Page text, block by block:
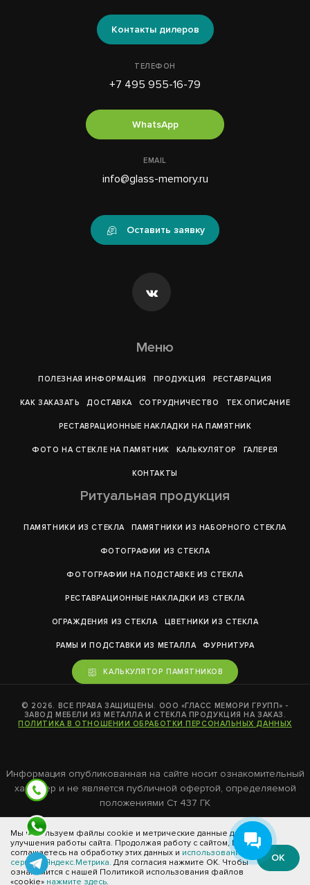
Контакты дилеров
ТЕЛЕФОН
+7 495 955-16-79
WhatsApp
EMAIL
info@glass-memory.ru
Оставить заявку
Меню
ПОЛЕЗНАЯ ИНФОРМАЦИЯ ПРОДУКЦИЯ РЕСТАВРАЦИЯ
КАК ЗАКАЗАТЬ ДОСТАВКА СОТРУДНИЧЕСТВО ТЕХ.ОПИСАНИЕ
РЕСТАВРАЦИОННЫЕ НАКЛАДКИ НА ПАМЯТНИК
ФОТО НА СТЕКЛЕ НА ПАМЯТНИК КАЛЬКУЛЯТОР ГАЛЕРEЯ
КОНТАКТЫ
Ритуальная продукция
ПАМЯТНИКИ ИЗ СТЕКЛА ПАМЯТНИКИ ИЗ НАБОРНОГО СТЕКЛА
ФОТОГРАФИИ ИЗ СТЕКЛА
ФОТОГРАФИИ НА ПОДСТАВКЕ ИЗ СТЕКЛА
РЕСТАВРАЦИОННЫЕ НАКЛАДКИ ИЗ СТЕКЛА
ОГРАЖДЕНИЯ ИЗ СТЕКЛА ЦВЕТНИКИ ИЗ СТЕКЛА
РАМЫ И ПОДСТАВКИ ИЗ МЕТАЛЛА ФУРНИТУРА
КАЛЬКУЛЯТОР ПАМЯТНИКОВ
© 2026. ВСЕ ПРАВА ЗАЩИЩЕНЫ. ООО «ГЛАСС МЕМОРИ ГРУПП» -
ЗАВОД МЕБЕЛИ ИЗ МЕТАЛЛА И СТЕКЛА ПРОДУКЦИЯ НА ЗАКАЗ.
ПОЛИТИКА В ОТНОШЕНИИ ОБРАБОТКИ ПЕРСОНАЛЬНЫХ ДАННЫХ
Информация опубликованная на сайте носит ознакомительный
характер и не является публичной офертой, определяемой
положениями Ст 437 ГК
Мы используем файлы cookie и метрические данные для
улучшения работы сайта. Продолжая работу с сайтом, Вы
соглашаетесь на обработку этих данных и использование
сервиса Яндекс.Метрика. Для согласия нажмите ОК. Чтобы
ознакомится с нашей Политикой использования файлов
«cookie» нажмите здесь.
ОК